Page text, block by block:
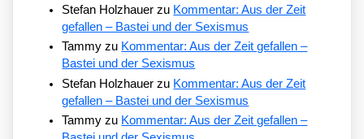
Stefan Holzhauer zu Kommentar: Aus der Zeit
gefallen – Bastei und der Sexismus
Tammy zu Kommentar: Aus der Zeit gefallen –
Bastei und der Sexismus
Stefan Holzhauer zu Kommentar: Aus der Zeit
gefallen – Bastei und der Sexismus
Tammy zu Kommentar: Aus der Zeit gefallen –